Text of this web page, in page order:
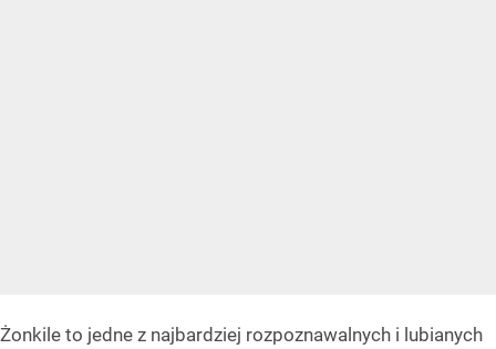
Żonkile to jedne z najbardziej rozpoznawalnych i lubianych